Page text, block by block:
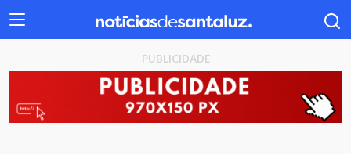
404